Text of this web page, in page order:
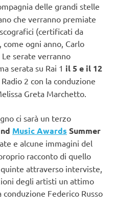
delle grandi stelle
che verranno premiate
(certificati da
ogni anno, Carlo
Le serate verranno
serata su Rai 1 il 5 e il 12
2 con la conduzione
Greta Marchetto.
ci sarà un terzo
Music Awards Summer
e alcune immagini del
racconto di quello
attraverso interviste,
degli artisti un attimo
Federico Russo